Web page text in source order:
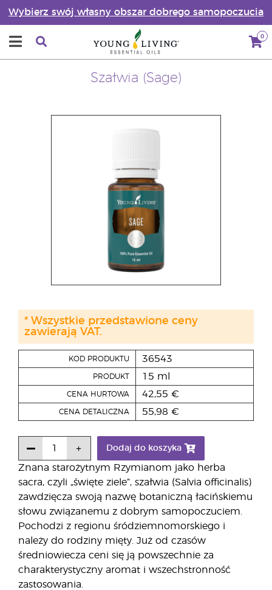
Wybierz swój własny obszar dobrego samopoczucia
0
Szałwia (Sage)
Znana starożytnym Rzymianom jako herba
sacra, czyli „święte ziele”, szałwia (Salvia officinalis)
zawdzięcza swoją nazwę botaniczną łacińskiemu
słowu związanemu z dobrym samopoczuciem.
Pochodzi z regionu śródziemnomorskiego i
należy do rodziny mięty. Już od czasów
średniowiecza ceni się ją powszechnie za
charakterystyczny aromat i wszechstronność
zastosowania.
KOD PRODUKTU 36543
PRODUKT 15 ml
CENA HURTOWA 42,55 €
CENA DETALICZNA 55,98 €
Dodaj do koszyka
* Wszystkie przedstawione ceny
zawierają VAT.